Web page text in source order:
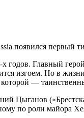
появился
х годов. Главный
изгоем. Но в
—
Цыганов
по роли майора